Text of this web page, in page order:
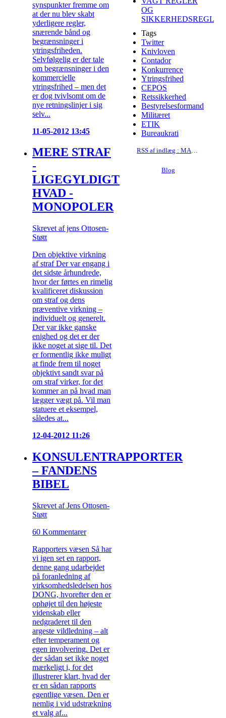
synspunkter fremme om
at der nu blev skabt
yderligere regler,
snærende bånd og
begrænsninger i
ytringsfriheden.
Selvfølgelig er der tale
om begrænsninger i den
kommercielle
ytringsfrihed – men det
er dog tvivlsomt om de
nye retningslinjer i sig
selv...
11-05-2012 13:45
MERE STRAF
-
LIGEGYLDIGT
HVAD -
MONOPOLER
Skrevet af jens Ottosen-
Støtt
Den objektive virkning
af straf Der var engang i
det sidste århundrede,
hvor der førtes en rimelig
kvalificeret diskussion
om straf og dens
præventive virkning –
individuelt og generelt.
Der var ikke ganske
enighed og det er der
ikke noget at sige til. Det
er formentlig ikke muligt
at finde frem til noget
objektivt sandt svar på
om straf virker, for det
kommer an på hvad man
lægger vægt på. Vil man
statuere et eksempel,
således at...
12-04-2012 11:26
KONSULENTRAPPORTER
– FANDENS
BIBEL
Skrevet af Jens Ottosen-
Støtt
60 Kommentarer
Rapporters væsen Så har
vi igen set en rapport,
denne gang udarbejdet
på foranledning af
virksomhedsledelsen hos
DONG, hvorefter den er
ophøjet til den højeste
videnskab eller
nedgraderet til den
argeste vildledning – alt
efter temperament og
egen involvering. Det er
der sådan set ikke noget
mærkeligt i, for det
illustrerer klart, hvad der
er en sådan rapports
egentlige væsen. Den er
nemlig i vid udstrækning
et valg af...
OG
SIKKERHEDSREGLER
Tags
Twitter
Knivloven
Contador
Konkurrence
Ytringsfrihed
CEPOS
Retssikkerhed
Bestyrelsesformand
Militæret
ETIK
Bureaukrati
RSS af indlæg : MARKEDSFØRINGSRET
Blog